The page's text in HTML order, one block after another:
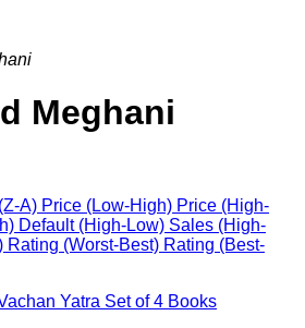
Meghani
A) Price (Low-High) Price (High-
Default (High-Low) Sales (High-
Rating (Worst-Best) Rating (Best-